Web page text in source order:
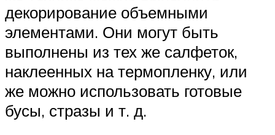
декорирование объемными
элементами. Они могут быть
выполнены из тех же салфеток,
наклеенных на термопленку, или
же можно использовать готовые
бусы, стразы и т. д.